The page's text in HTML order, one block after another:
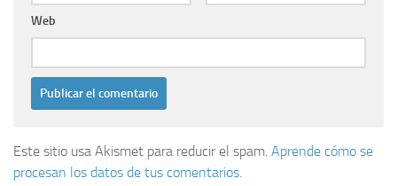
Web
Este sitio usa Akismet para reducir el spam. Aprende cómo se
procesan los datos de tus comentarios.